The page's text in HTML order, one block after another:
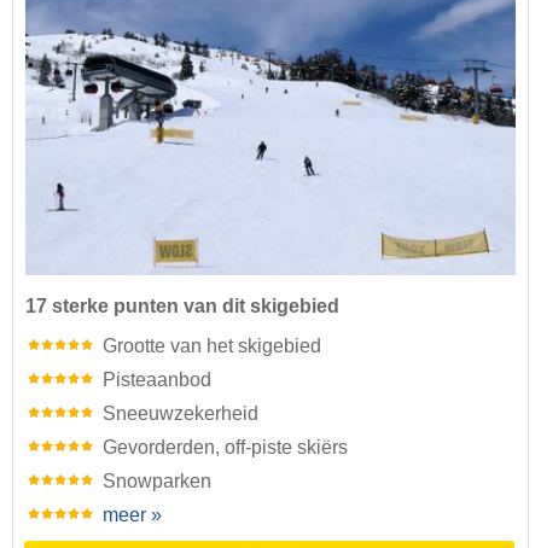
17 sterke punten van dit skigebied
Grootte van het skigebied
Pisteaanbod
Sneeuwzekerheid
Gevorderden, off-piste skiërs
Snowparken
meer »